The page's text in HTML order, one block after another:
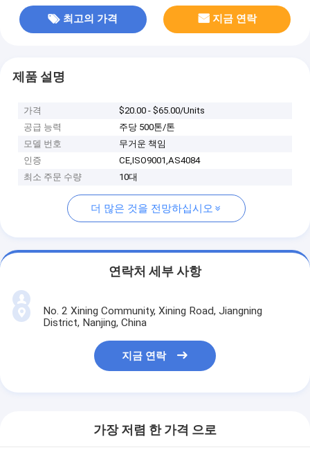
최고의 가격 지금 연락
제품 설명
가격
$20.00 - $65.00/Units
공급 능력
주당 500톤/톤
모델 번호
무거운 책임
인증
CE,ISO9001,AS4084
최소 주문 수량
10대
더 많은 것을 전망하십시오
연락처 세부 사항
No. 2 Xining Community, Xining Road, Jiangning
District, Nanjing, China
지금 연락
가장 저렴 한 가격 으로